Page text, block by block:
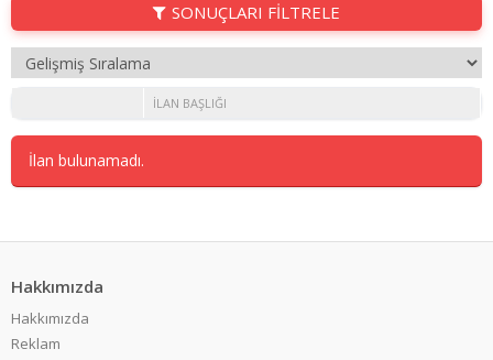
SONUÇLARI FİLTRELE
İLAN BAŞLIĞI
İlan bulunamadı.
Hakkımızda
Hakkımızda
Reklam